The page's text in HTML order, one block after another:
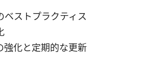
ベストプラクティス
強化と定期的な更新